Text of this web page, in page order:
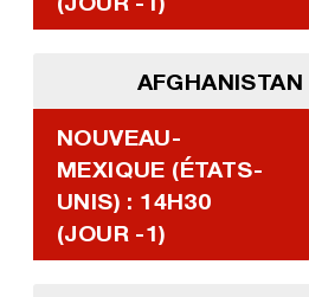
NOUVEAU-
MEXIQUE (ÉTATS-
UNIS) : 14H30
(JOUR -1)